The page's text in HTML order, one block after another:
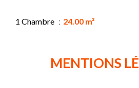
1 Chambre 24.00 m²
MENTIONS